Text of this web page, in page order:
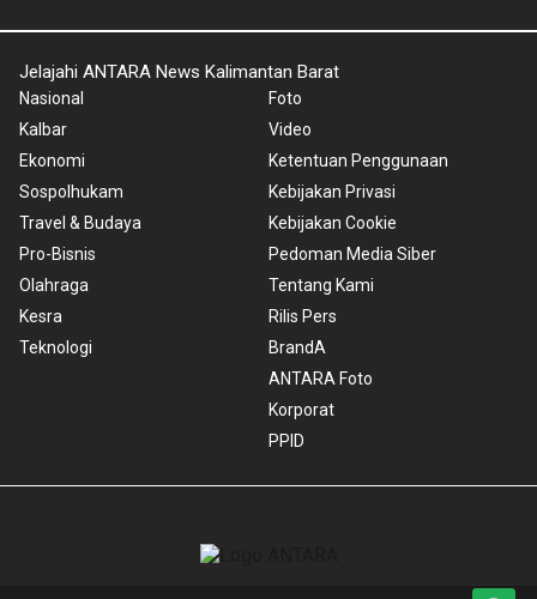
Jelajahi ANTARA News Kalimantan Barat
Nasional
Kalbar
Ekonomi
Sospolhukam
Travel & Budaya
Pro-Bisnis
Olahraga
Kesra
Teknologi
Foto
Video
Ketentuan Penggunaan
Kebijakan Privasi
Kebijakan Cookie
Pedoman Media Siber
Tentang Kami
Rilis Pers
BrandA
ANTARA Foto
Korporat
PPID